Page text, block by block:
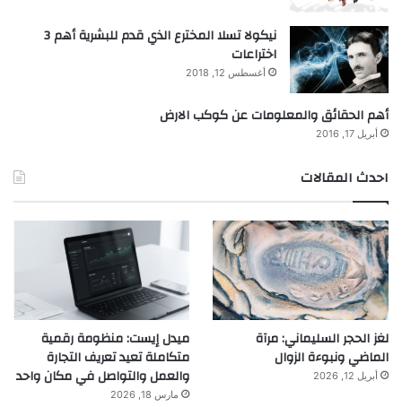
نيكولا تسلا المخترع الذي قدم للبشرية أهم 3
اختراعات
أغسطس 12, 2018
أهم الحقائق والمعلومات عن كوكب الارض
أبريل 17, 2016
احدث المقالات
لغز الحجر السليماني: مرآة
الماضي ونبوءة الزوال
أبريل 12, 2026
ميدل إيست: منظومة رقمية
متكاملة تعيد تعريف التجارة
والعمل والتواصل في مكان واحد
مارس 18, 2026